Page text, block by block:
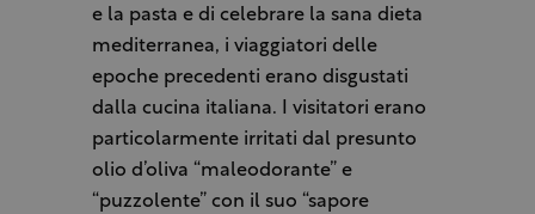
e la pasta e di celebrare la sana dieta
mediterranea, i viaggiatori delle
epoche precedenti erano disgustati
dalla cucina italiana. I visitatori erano
particolarmente irritati dal presunto
olio d’oliva “maleodorante” e
“puzzolente” con il suo “sapore